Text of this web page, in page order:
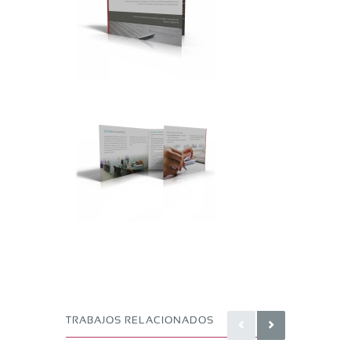
TRABAJOS RELACIONADOS